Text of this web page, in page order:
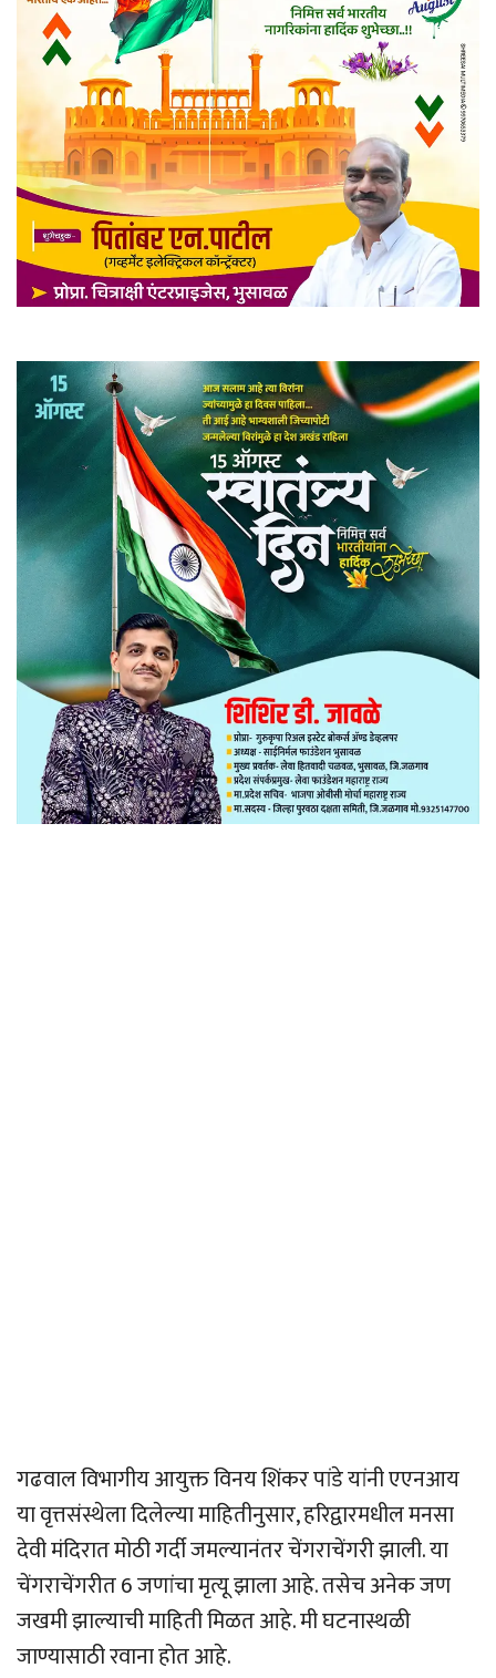
गढवाल विभागीय आयुक्त विनय शिंकर पांडे यांनी एएनआय
या वृत्तसंस्थेला दिलेल्या माहितीनुसार, हरिद्वारमधील मनसा
देवी मंदिरात मोठी गर्दी जमल्यानंतर चेंगराचेंगरी झाली. या
चेंगराचेंगरीत 6 जणांचा मृत्यू झाला आहे. तसेच अनेक जण
जखमी झाल्याची माहिती मिळत आहे. मी घटनास्थळी
जाण्यासाठी रवाना होत आहे.